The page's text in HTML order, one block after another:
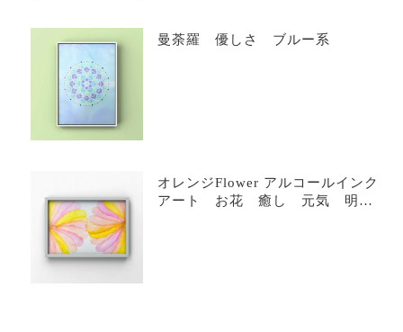
曼荼羅 優しさ ブルー系
オレンジFlower アルコールインク
アート お花 癒し 元気 明る